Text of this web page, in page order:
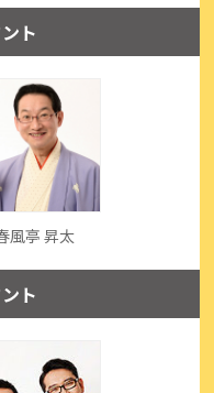
ト
風亭 昇太
ト